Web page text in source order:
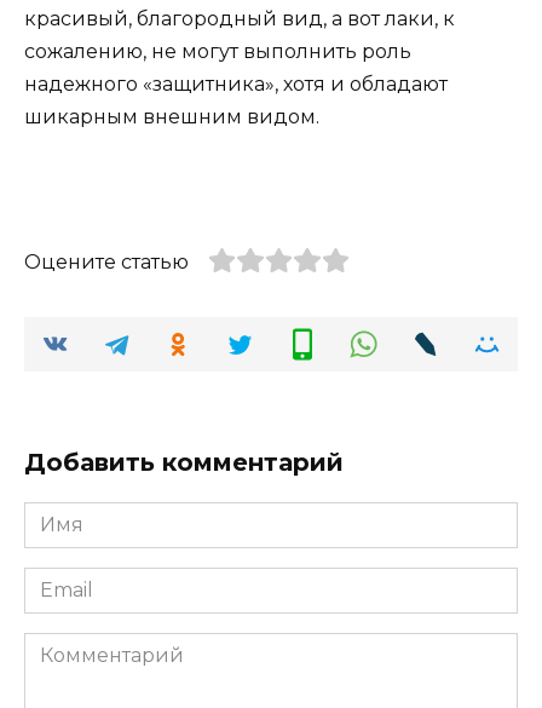
красивый, благородный вид, а вот лаки, к
сожалению, не могут выполнить роль
надежного «защитника», хотя и обладают
шикарным внешним видом.
Оцените статью
Добавить комментарий
Имя
*
Email
*
Комментарий